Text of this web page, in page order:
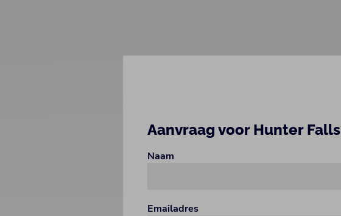
Aanvraag voor Hunter Falls
Naam
Emailadres